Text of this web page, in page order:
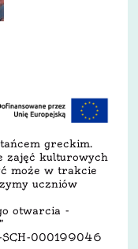
greckim.
zajęć kulturowych
może w trakcie
uczniów
otwarcia -
000199046